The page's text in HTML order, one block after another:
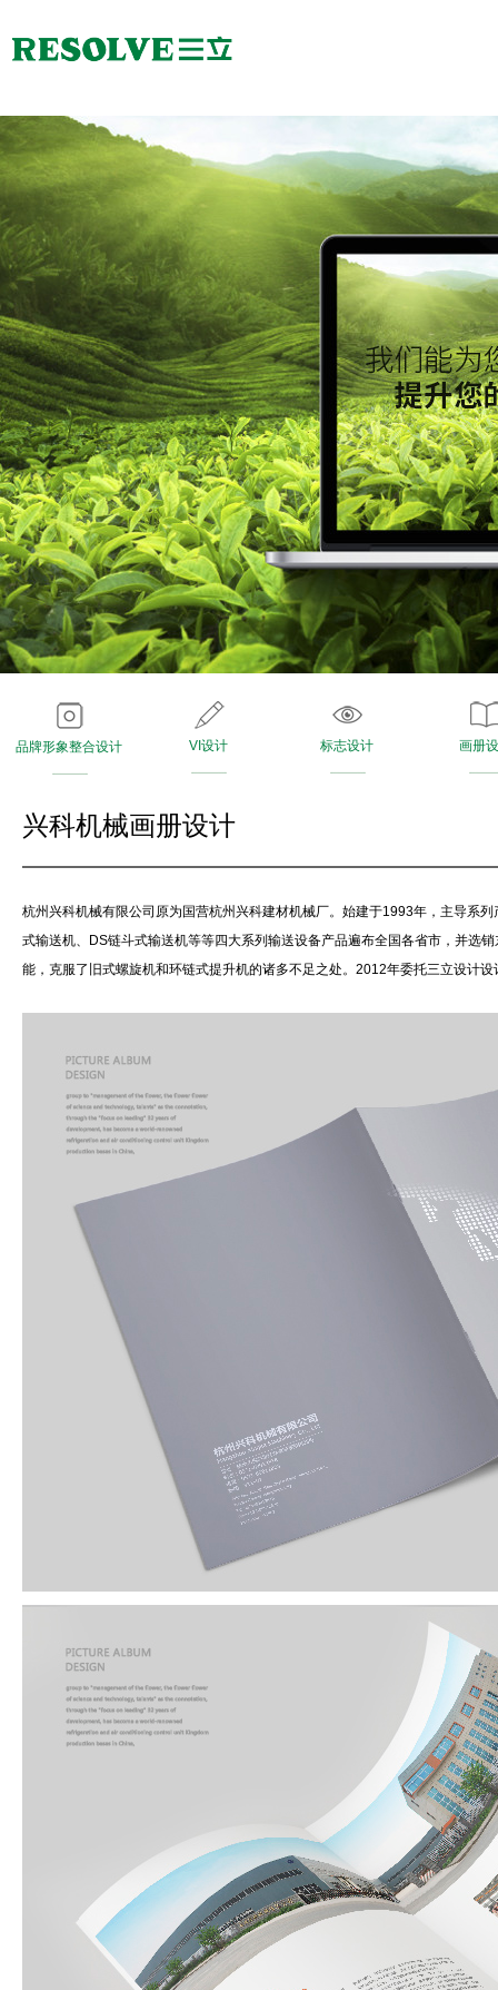
品牌形象整合设计 VI设计 标志设计 画册
兴科机械画册设计
杭州兴科机械有限公司原为国营杭州兴科建材机械厂。始建于1993年，主导系
式输送机、DS链斗式输送机等等四大系列输送设备产品遍布全国各省市，并选
能，克服了旧式螺旋机和环链式提升机的诸多不足之处。2012年委托三立设计设